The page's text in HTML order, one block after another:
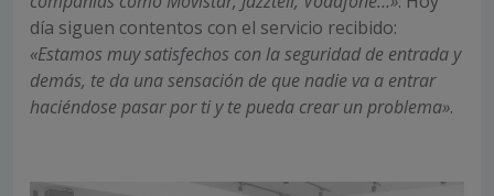
día siguen contentos con el servicio recibido:
«Estamos muy satisfechos con la seguridad de entrada y
demás, te da una sensación de que nadie va a entrar
haciéndose pasar por ti y te pueda crear un problema».